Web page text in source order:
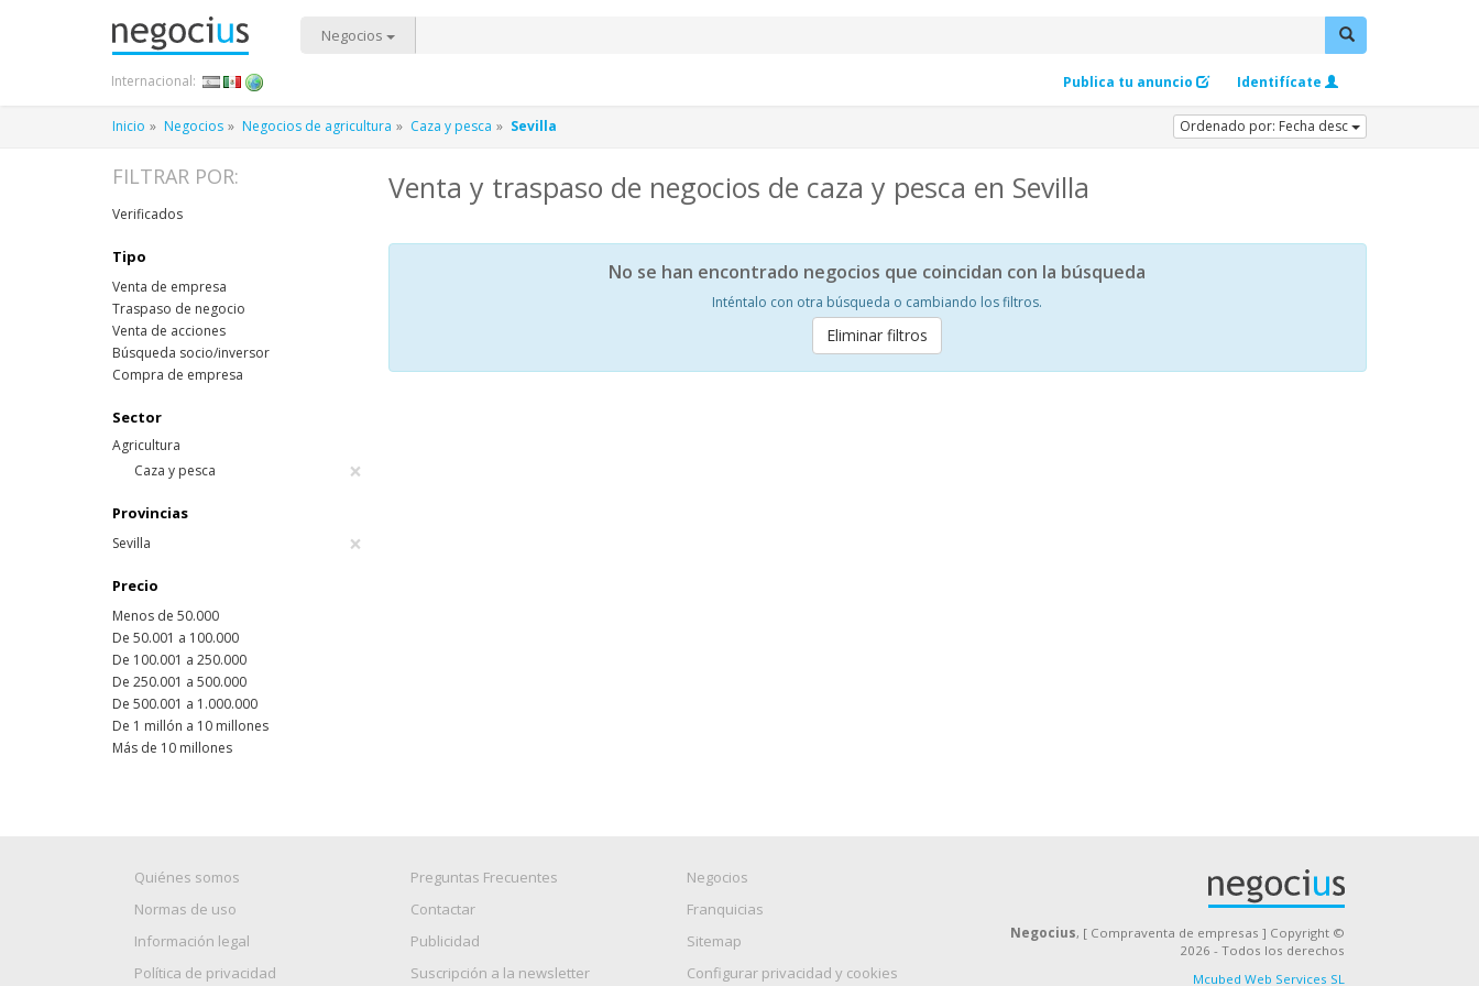
Negocios
Publica tu anuncio Identifícate
Internacional:
Inicio Negocios Negocios de agricultura Caza y pesca Sevilla Ordenado por: Fecha desc
Venta y traspaso de negocios de caza y pesca en Sevilla
No se han encontrado negocios que coincidan con la búsqueda
Inténtalo con otra búsqueda o cambiando los filtros.
Eliminar filtros
FILTRAR POR:
Verificados
Tipo
Venta de empresa
Traspaso de negocio
Venta de acciones
Búsqueda socio/inversor
Compra de empresa
Sector
Agricultura
Caza y pesca
×
Provincias
Sevilla ×
Precio
Menos de 50.000
De 50.001 a 100.000
De 100.001 a 250.000
De 250.001 a 500.000
De 500.001 a 1.000.000
De 1 millón a 10 millones
Más de 10 millones
Quiénes somos
Normas de uso
Información legal
Política de privacidad
Preguntas Frecuentes
Contactar
Publicidad
Suscripción a la newsletter
Negocios
Franquicias
Sitemap
Configurar privacidad y cookies
Negocius, [ Compraventa de empresas ] Copyright ©
2026 - Todos los derechos
Mcubed Web Services SL